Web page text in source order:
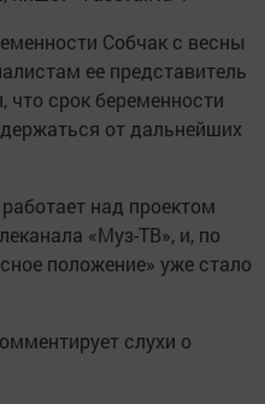
Собчак с весны
ее представитель
срок беременности
от дальнейших
над проектом
«Муз-ТВ», и, по
положение» уже стало
слухи о